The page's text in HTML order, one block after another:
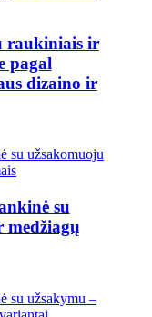
raukiniais ir
pagal
dizaino ir
su
medžiagų